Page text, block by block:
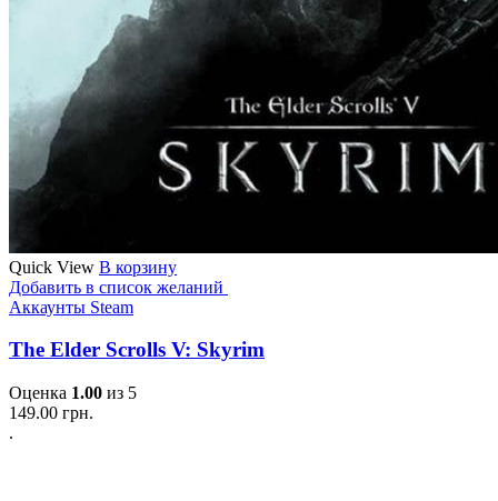
Quick View В корзину
Добавить в список желаний
Аккаунты Steam
The Elder Scrolls V: Skyrim
Оценка 1.00 из 5
149.00 грн.
.